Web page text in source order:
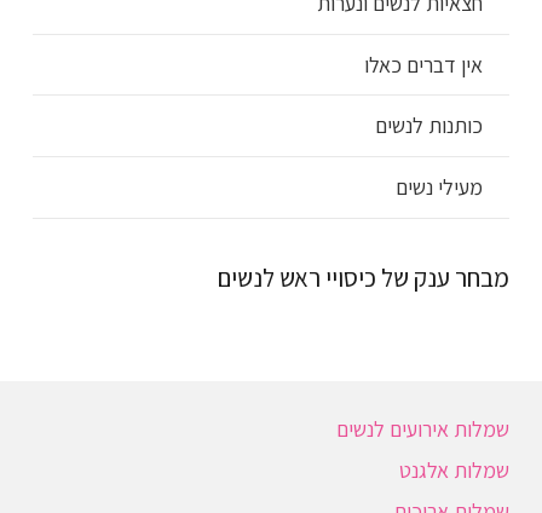
אין דברים כאלו
כותנות לנשים
מעילי נשים
מבחר ענק של כיסויי ראש לנשים
שמלות אירועים לנשים
שמלות אלגנט